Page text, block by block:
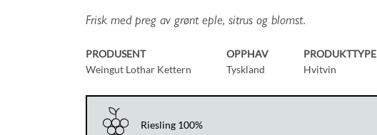
Frisk med preg av grønt eple, sitrus og blomst.
PRODUSENT
Weingut Lothar Kettern
OPPHAV
Tyskland
PRODUKTTYPE
Hvitvin
Riesling 100%